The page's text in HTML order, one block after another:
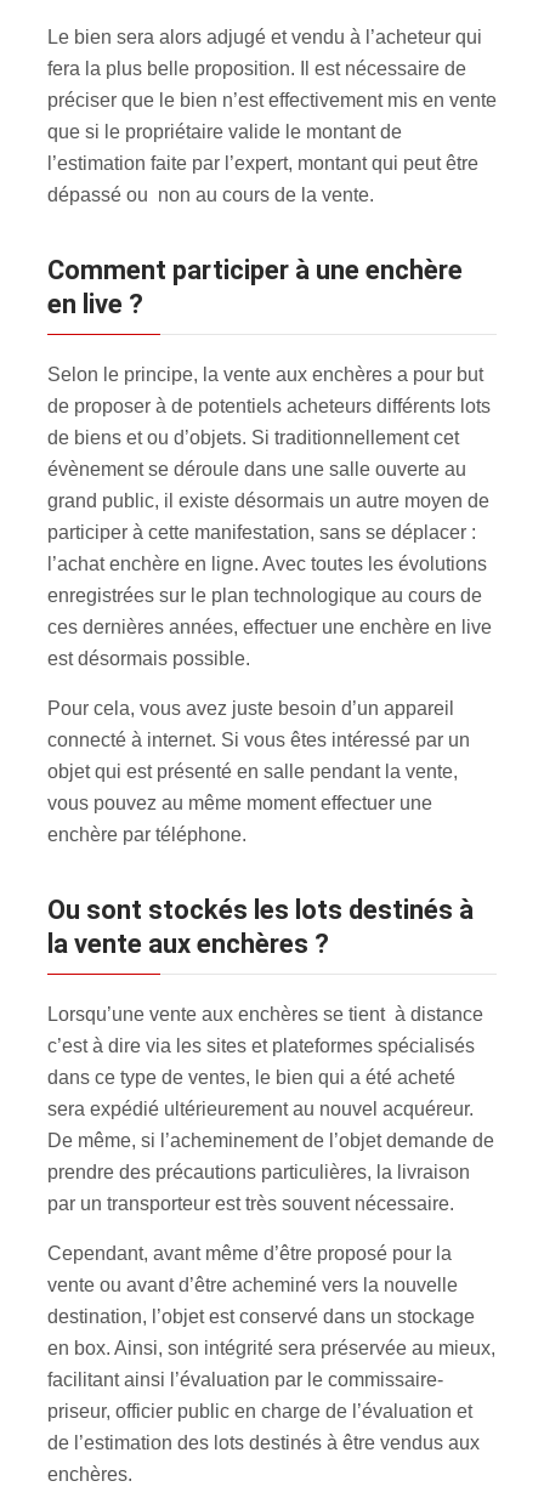
Le bien sera alors adjugé et vendu à l’acheteur qui
fera la plus belle proposition. Il est nécessaire de
préciser que le bien n’est effectivement mis en vente
que si le propriétaire valide le montant de
l’estimation faite par l’expert, montant qui peut être
dépassé ou non au cours de la vente.
Comment participer à une enchère
en live ?
Selon le principe, la vente aux enchères a pour but
de proposer à de potentiels acheteurs différents lots
de biens et ou d’objets. Si traditionnellement cet
évènement se déroule dans une salle ouverte au
grand public, il existe désormais un autre moyen de
participer à cette manifestation, sans se déplacer :
l’achat enchère en ligne. Avec toutes les évolutions
enregistrées sur le plan technologique au cours de
ces dernières années, effectuer une enchère en live
est désormais possible.
Pour cela, vous avez juste besoin d’un appareil
connecté à internet. Si vous êtes intéressé par un
objet qui est présenté en salle pendant la vente,
vous pouvez au même moment effectuer une
enchère par téléphone.
Ou sont stockés les lots destinés à
la vente aux enchères ?
Lorsqu’une vente aux enchères se tient à distance
c’est à dire via les sites et plateformes spécialisés
dans ce type de ventes, le bien qui a été acheté
sera expédié ultérieurement au nouvel acquéreur.
De même, si l’acheminement de l’objet demande de
prendre des précautions particulières, la livraison
par un transporteur est très souvent nécessaire.
Cependant, avant même d’être proposé pour la
vente ou avant d’être acheminé vers la nouvelle
destination, l’objet est conservé dans un stockage
en box. Ainsi, son intégrité sera préservée au mieux,
facilitant ainsi l’évaluation par le commissaire-
priseur, officier public en charge de l’évaluation et
de l’estimation des lots destinés à être vendus aux
enchères.